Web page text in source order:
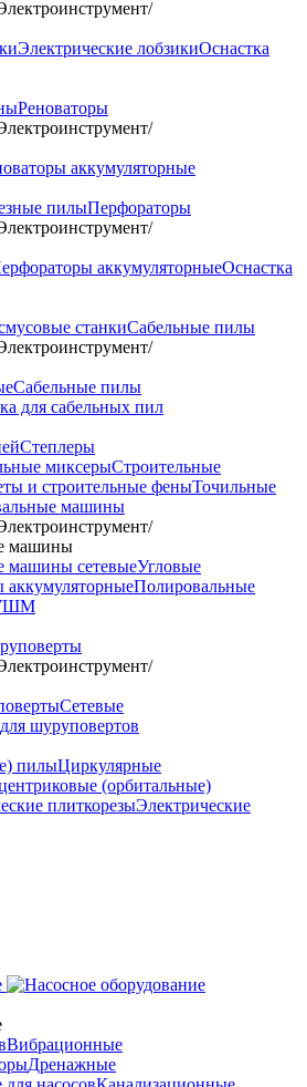
/
Электрические лобзикиОснастка
Реноваторы
/
аккумуляторные
пилыПерфораторы
/
аккумуляторныеОснастка
станкиСабельные пилы
/
Сабельные пилы
для сабельных пил
Степлеры
миксерыСтроительные
и строительные феныТочильные
машины
/
машины
машины сетевыеУгловые
Полировальные
УШМ
/
Сетевые
шуруповертов
пилыЦиркулярные
(орбитальные)
плиткорезыЭлектрические
Вибрационные
Дренажные